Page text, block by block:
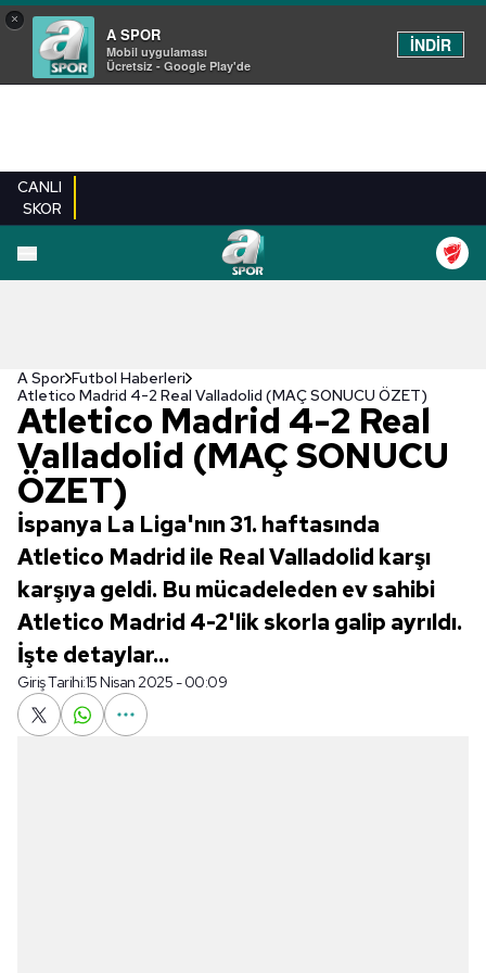
×
A SPOR
Mobil uygulaması
Ücretsiz - Google Play'de
İNDİR
CANLI
SKOR
A Spor Futbol Haberleri
Atletico Madrid 4-2 Real Valladolid (MAÇ SONUCU ÖZET)
Atletico Madrid 4-2 Real
Valladolid (MAÇ SONUCU
ÖZET)
İspanya La Liga'nın 31. haftasında
Atletico Madrid ile Real Valladolid karşı
karşıya geldi. Bu mücadeleden ev sahibi
Atletico Madrid 4-2'lik skorla galip ayrıldı.
İşte detaylar...
Giriş Tarihi:15 Nisan 2025 - 00:09